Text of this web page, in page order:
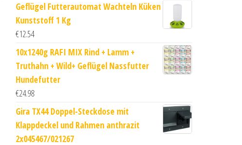
Geflügel Futterautomat Wachteln Küken
Kunststoff 1 Kg
€12.54
10x1240g RAFI MIX Rind + Lamm +
Truthahn + Wild+ Geflügel Nassfutter
Hundefutter
€24.98
Gira TX44 Doppel-Steckdose mit
Klappdeckel und Rahmen anthrazit
2x045467/021267